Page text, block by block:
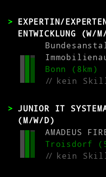
EXPERTIN/
ENTWICKLUNG (W/
Bonn (8km)
//kein
JUNIOR IT
(M/W/D)
AMADEUS
Troisdorf
//kein